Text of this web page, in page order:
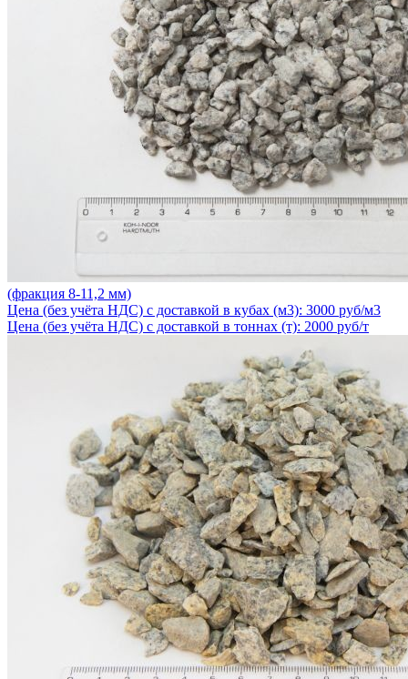
(фракция 8-11,2 мм)
Цена (без учёта НДС) с доставкой в кубах (м3): 3000 руб/м3
Цена (без учёта НДС) с доставкой в тоннах (т): 2000 руб/т